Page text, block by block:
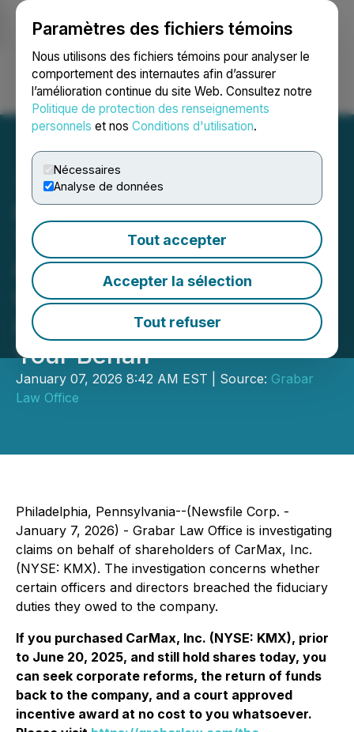
Paramètres des fichiers témoins
Nous utilisons des fichiers témoins pour analyser le
comportement des internautes afin d’assurer
l’amélioration continue du site Web. Consultez notre
Politique de protection des renseignements
personnels et nos Conditions d'utilisation.
Nécessaires
Analyse de données
Tout accepter
Accepter la sélection
Tout refuser
Ouvrir une session Recherche English
Important Notice to Long-
Term Shareholders of
CarMax, Inc. (KMX):
Grabar Law Office
Investigates Claims on
Your Behalf
January 07, 2026 8:42 AM EST | Source: Grabar
Law Office
Philadelphia, Pennsylvania--(Newsfile Corp. -
January 7, 2026) - Grabar Law Office is investigating
claims on behalf of shareholders of CarMax, Inc.
(NYSE: KMX). The investigation concerns whether
certain officers and directors breached the fiduciary
duties they owed to the company.
If you purchased CarMax, Inc. (NYSE: KMX), prior
to June 20, 2025, and still hold shares today, you
can seek corporate reforms, the return of funds
back to the company, and a court approved
incentive award at no cost to you whatsoever.